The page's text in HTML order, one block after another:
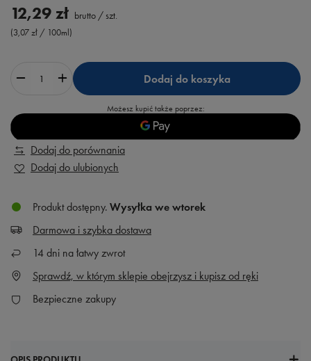
12,29 zł brutto / szt.
(3,07 zł / 100ml)
Dodaj do koszyka
Możesz kupić także poprzez:
Dodaj do porównania
Dodaj do ulubionych
Produkt dostępny Wysyłka we wtorek
Darmowa i szybka dostawa
14 dni na łatwy zwrot
Sprawdź, w którym sklepie obejrzysz i kupisz od ręki
Bezpieczne zakupy